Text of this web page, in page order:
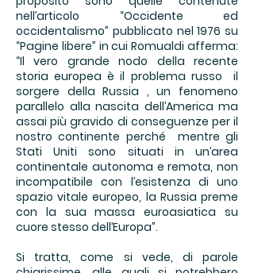
nell’articolo “Occidente ed
occidentalismo” pubblicato nel 1976 su
“Pagine libere” in cui Romualdi afferma:
“Il vero grande nodo della recente
storia europea è il problema russo il
sorgere della Russia , un fenomeno
parallelo alla nascita dell’America ma
assai più gravido di conseguenze per il
nostro continente perché mentre gli
Stati Uniti sono situati in un’area
continentale autonoma e remota, non
incompatibile con l’esistenza di uno
spazio vitale europeo, la Russia preme
con la sua massa euroasiatica su
cuore stesso dell’Europa”.
Si tratta, come si vede, di parole